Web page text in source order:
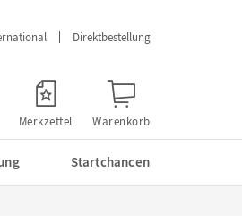
Direktbestellung
Merkzettel Warenkorb
Startchancen